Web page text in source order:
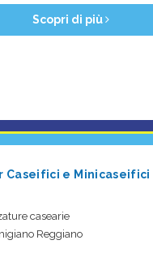
Scopri di più
Caseifici e Minicaseifici
casearie
Reggiano